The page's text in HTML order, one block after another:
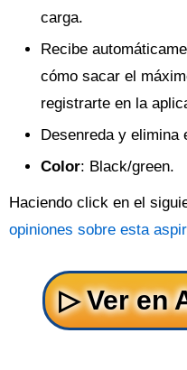
carga.
Recibe
cómo sacar el
registrarte en la
Desenreda y elimina
Color: Black/green.
Haciendo click en el
opiniones sobre esta